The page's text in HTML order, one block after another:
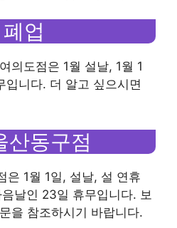
업
의도점은 1월 설날, 1월 1
입니다. 더 알고 싶으시면
산동구점
은 1월 1일, 설날, 설 연휴
날인 23일 휴무입니다. 보
을 참조하시기 바랍니다.